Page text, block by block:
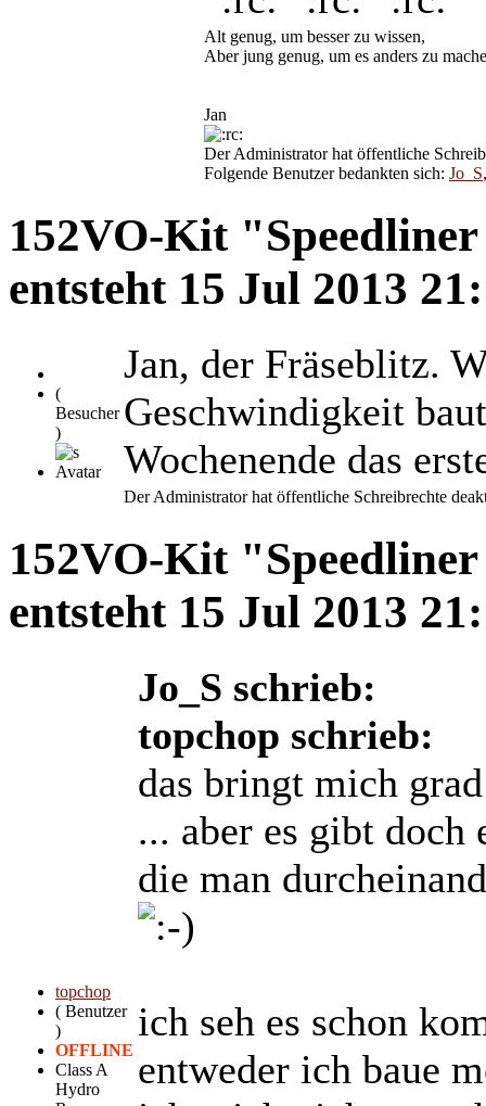
Alt genug, um besser zu wissen,
Aber jung genug, um es anders zu
Jan
Der Administrator hat öffentliche
Folgende Benutzer bedankten sich: Jo_S
152VO-Kit
entsteht 15 Jul 2013
(
Besucher
)
Jan, der Fräseblitz.
Geschwindigkeit
Wochenende das
Der Administrator hat öffentliche Schreibrechte
152VO-Kit
entsteht 15 Jul 2013
topchop
( Benutzer
)
OFFLINE
Class A
Hydro
Jo_S schrieb:
topchop schrieb:
das bringt mich
... aber es gibt doch
die man
ich seh es schon
entweder ich baue